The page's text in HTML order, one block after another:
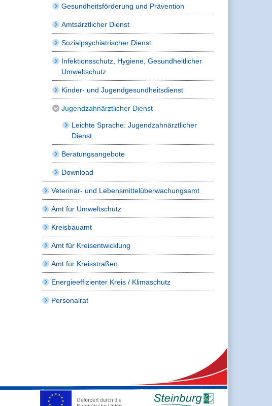
Gesundheitsförderung und Prävention
Amtsärztlicher Dienst
Sozialpsychiatrischer Dienst
Infektionsschutz, Hygiene, Gesundheitlicher
Umweltschutz
Kinder- und Jugendgesundheitsdienst
Jugendzahnärztlicher Dienst
Leichte Sprache: Jugendzahnärztlicher
Dienst
Beratungsangebote
Download
Veterinär- und Lebensmittelüberwachungsamt
Amt für Umweltschutz
Kreisbauamt
Amt für Kreisentwicklung
Amt für Kreisstraßen
Energieeffizienter Kreis / Klimaschutz
Personalrat